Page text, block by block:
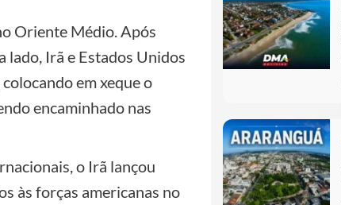
Oriente Médio. Após
lado, Irã e Estados Unidos
em xeque o
encaminhado nas
o Irã lançou
às forças americanas no